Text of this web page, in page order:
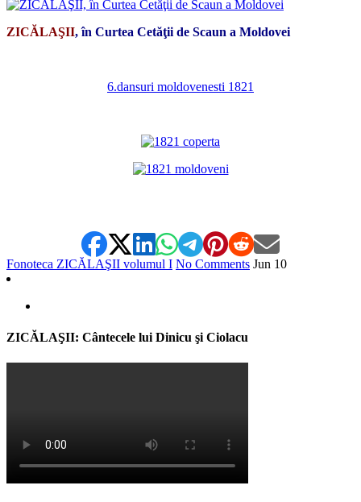
ZICĂLAŞII, în Curtea Cetăţii de Scaun a Moldovei
6.dansuri moldovenesti 1821
Fonoteca ZICĂLAŞII volumul I No Comments Jun 10
ZICĂLAŞII: Cântecele lui Dinicu şi Ciolacu